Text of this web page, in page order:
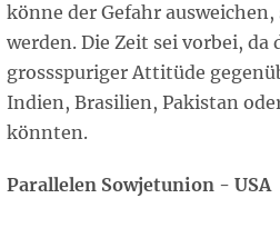
könne der Gefahr
werden. Die Zeit sei vorbei, da
grossspuriger Attitüde
Indien, Brasilien, Pakistan
könnten.
Parallelen Sowjetunion - USA